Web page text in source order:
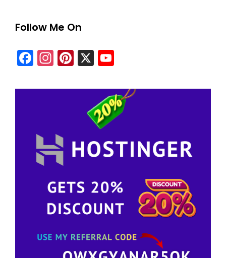
Follow Me On
Facebook
Instagram
Pinterest
X